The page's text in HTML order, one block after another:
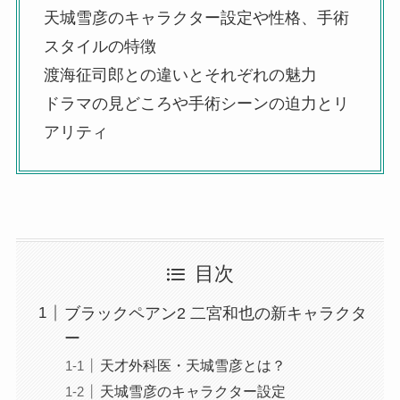
天城雪彦のキャラクター設定や性格、手術
スタイルの特徴
渡海征司郎との違いとそれぞれの魅力
ドラマの見どころや手術シーンの迫力とリ
アリティ
目次
ブラックペアン2 二宮和也の新キャラクタ
ー
天才外科医・天城雪彦とは？
天城雪彦のキャラクター設定